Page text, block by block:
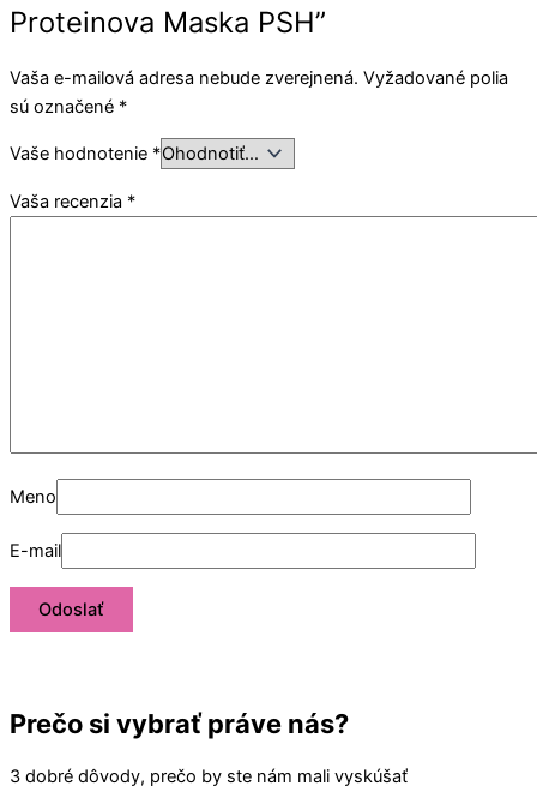
Proteinova Maska PSH”
Vaša e-mailová adresa nebude zverejnená. Vyžadované polia
sú označené *
Vaše hodnotenie *
Vaša recenzia *
Meno
E-mail
Prečo si vybrať práve nás?
3 dobré dôvody, prečo by ste nám mali vyskúšať